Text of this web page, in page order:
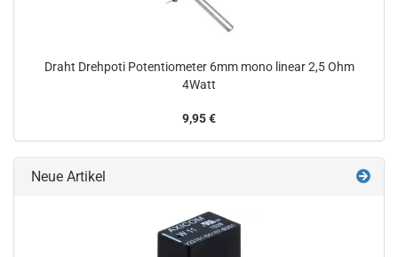
Draht Drehpoti Potentiometer 6mm mono linear 2,5 Ohm
4Watt
9,95 €
Neue Artikel